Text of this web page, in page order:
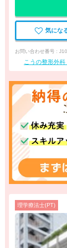
気にな
お問い合わせ番号 :
こうの整形外
理学療法士(PT)